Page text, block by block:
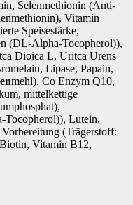
Selenmethionin (Anti-
Vitamin
Speisestärke,
(DL-Alpha-Tocopherol)),
Dioica L, Uritca Urens
Lipase, Papain,
mehl), Co Enzym Q10,
mittelkettige
Lutein,
(Trägerstoff:
Vitamin B12,